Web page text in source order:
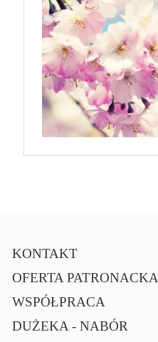
KONTAKT
OFERTA PATRONACKA
WSPÓŁPRACA
DUŻEKA - NABÓR